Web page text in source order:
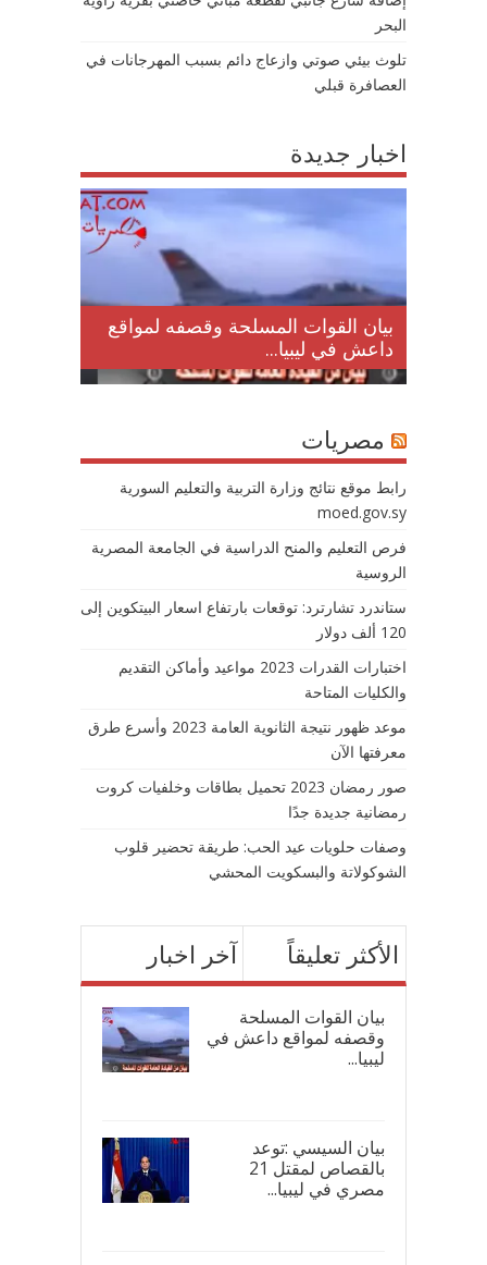
البحر
تلوث بيئي صوتي وازعاج دائم بسبب المهرجانات في
العصافرة قبلي
اخبار جديدة
بيان القوات المسلحة وقصفه لمواقع
داعش في ليبيا...
مصريات
رابط موقع نتائج وزارة التربية والتعليم السورية
moed.gov.sy
فرص التعليم والمنح الدراسية في الجامعة المصرية
الروسية
ستاندرد تشارترد: توقعات بارتفاع اسعار البيتكوين إلى
120 ألف دولار
اختبارات القدرات 2023 مواعيد وأماكن التقديم
والكليات المتاحة
موعد ظهور نتيجة الثانوية العامة 2023 وأسرع طرق
معرفتها الآن
صور رمضان 2023 تحميل بطاقات وخلفيات كروت
رمضانية جديدة جدًا
وصفات حلويات عيد الحب: طريقة تحضير قلوب
الشوكولاتة والبسكويت المحشي
آخر اخبار الأكثر تعليقاً
بيان القوات المسلحة
وقصفه لمواقع داعش في
ليبيا...
بيان السيسي :توعد
بالقصاص لمقتل 21
مصري في ليبيا...